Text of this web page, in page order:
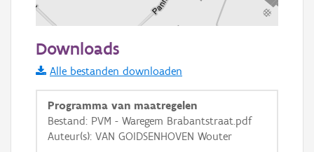
Informatie Vlaanderen
i
+ −
Downloads
Alle bestanden downloaden
Programma van maatregelen
Bestand: PVM - Waregem Brabantstraat.pdf
Auteur(s): VAN GOIDSENHOVEN Wouter